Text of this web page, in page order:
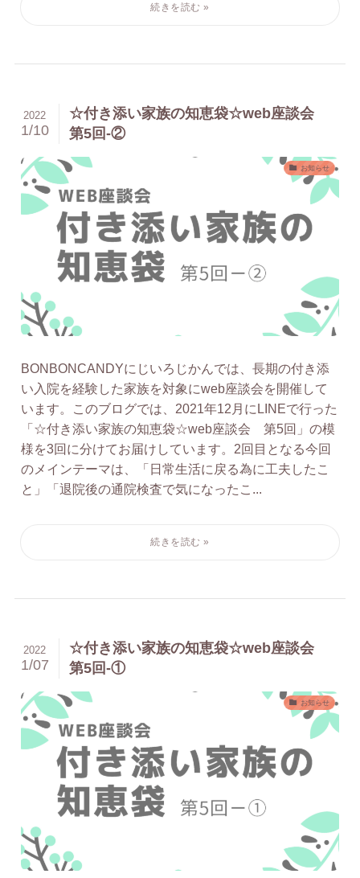
☆付き添い家族の知恵袋☆web座談会
第5回-②
2022
1/10
お知らせ
BONBONCANDYにじいろじかんでは、長期の付き添
い入院を経験した家族を対象にweb座談会を開催して
います。このブログでは、2021年12月にLINEで行った
「☆付き添い家族の知恵袋☆web座談会 第5回」の模
様を3回に分けてお届けしています。2回目となる今回
のメインテーマは、「日常生活に戻る為に工夫したこ
と」「退院後の通院検査で気になったこ...
☆付き添い家族の知恵袋☆web座談会
第5回-①
2022
1/07
お知らせ